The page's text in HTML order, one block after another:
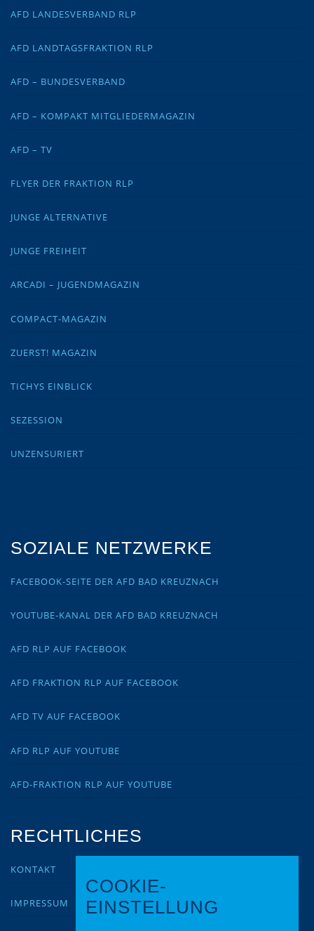
AFD LANDESVERBAND RLP
AFD LANDTAGSFRAKTION RLP
AFD – BUNDESVERBAND
AFD – KOMPAKT MITGLIEDERMAGAZIN
AFD – TV
FLYER DER FRAKTION RLP
JUNGE ALTERNATIVE
JUNGE FREIHEIT
ARCADI – JUGENDMAGAZIN
COMPACT-MAGAZIN
ZUERST! MAGAZIN
TICHYS EINBLICK
SEZESSION
UNZENSURIERT
SOZIALE NETZWERKE
FACEBOOK-SEITE DER AFD BAD KREUZNACH
YOUTUBE-KANAL DER AFD BAD KREUZNACH
AFD RLP AUF FACEBOOK
AFD FRAKTION RLP AUF FACEBOOK
AFD TV AUF FACEBOOK
AFD RLP AUF YOUTUBE
AFD-FRAKTION RLP AUF YOUTUBE
RECHTLICHES
KONTAKT
IMPRESSUM
COOKIE-
EINSTELLUNG